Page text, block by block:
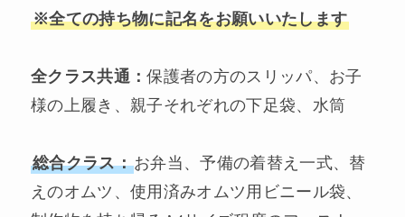
※全ての持ち物に記名をお願いいたします
全クラス共通：保護者の方のスリッパ、お子
様の上履き、親子それぞれの下足袋、水筒
総合クラス：お弁当、予備の着替え一式、替
えのオムツ、使用済みオムツ用ビニール袋、